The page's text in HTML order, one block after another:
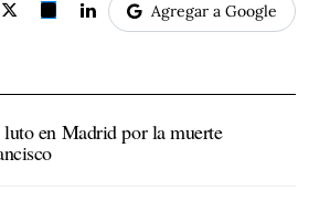
Agregar a Google
luto en Madrid por la muerte